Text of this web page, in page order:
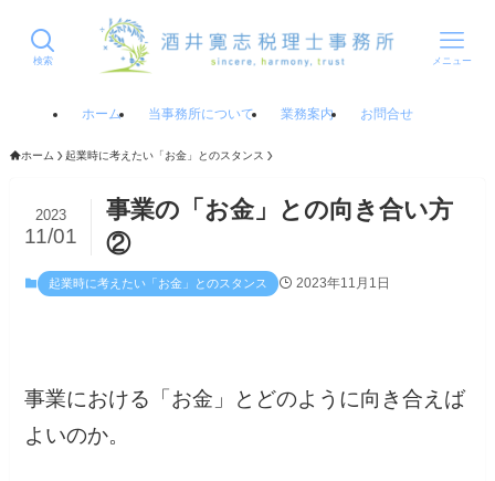
検索 メニュー
ホーム 当事務所について 業務案内 お問合せ
ホーム 起業時に考えたい「お金」とのスタンス
事業の「お金」との向き合い方
②
2023
11/01
起業時に考えたい「お金」とのスタンス 2023年11月1日
事業における「お金」とどのように向き合えば
よいのか。